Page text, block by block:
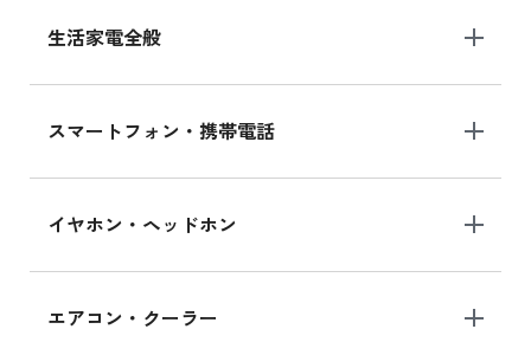
生活家電全般
スマートフォン・携帯電話
イヤホン・ヘッドホン
エアコン・クーラー